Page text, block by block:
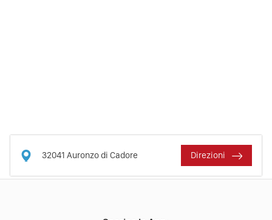
32041 Auronzo di Cadore Direzioni